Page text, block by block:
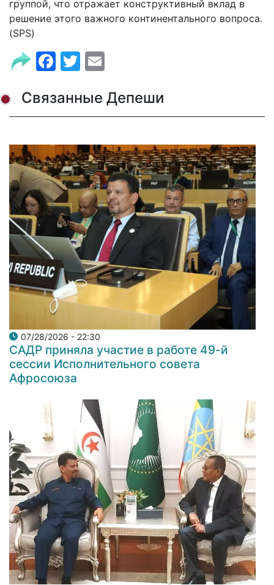
группой, что отражает конструктивный вклад в
решение этого важного континентального вопроса.
(SPS)
Facebook
Twitter
Связанные Депеши
07/28/2026 - 22:30
САДР приняла участие в работе 49-й
сессии Исполнительного совета
Афросоюза